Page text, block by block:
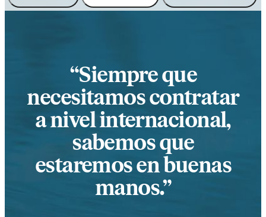
Siempre que
necesitamos contratar
a nivel internacional,
sabemos que
estaremos en buenas
manos.